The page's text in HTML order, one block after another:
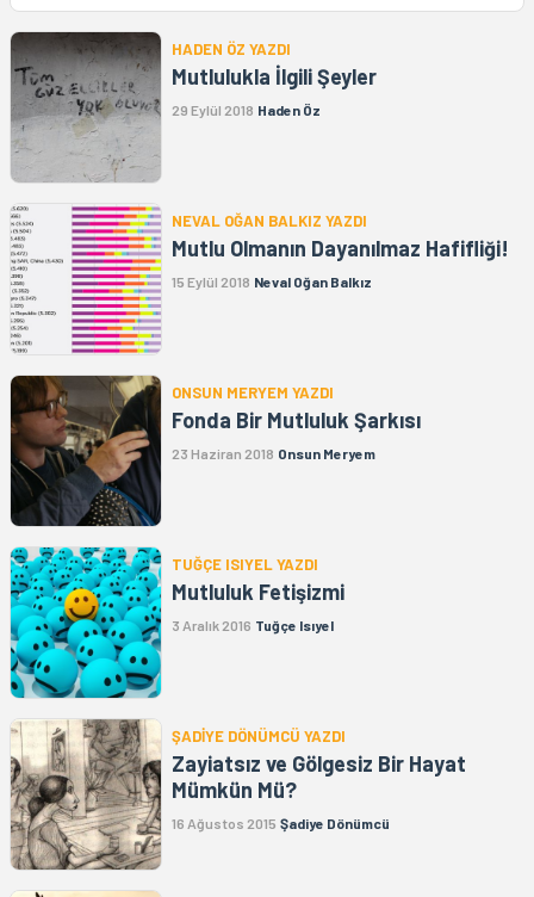
HADEN ÖZ YAZDI
Mutlulukla İlgili Şeyler
29 Eylül 2018 Haden Öz
NEVAL OĞAN BALKIZ YAZDI
Mutlu Olmanın Dayanılmaz Hafifliği!
15 Eylül 2018 Neval Oğan Balkız
ONSUN MERYEM YAZDI
Fonda Bir Mutluluk Şarkısı
23 Haziran 2018 Onsun Meryem
TUĞÇE ISIYEL YAZDI
Mutluluk Fetişizmi
3 Aralık 2016 Tuğçe Isıyel
ŞADİYE DÖNÜMCÜ YAZDI
Zayiatsız ve Gölgesiz Bir Hayat
Mümkün Mü?
16 Ağustos 2015 Şadiye Dönümcü